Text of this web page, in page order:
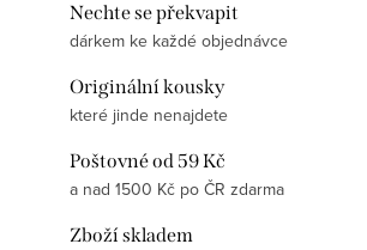
Nechte se překvapit
dárkem ke každé objednávce
Originální kousky
které jinde nenajdete
Poštovné od 59 Kč
a nad 1500 Kč po ČR zdarma
Zboží skladem